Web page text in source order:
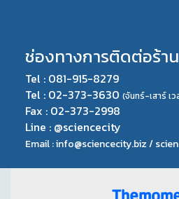
ช่องทางการติดต่อร้าน
Tel : 081-915-8279
Tel : 02-373-3630 (จันทร์-เสาร์ เ
Fax : 02-373-2998
Line : @sciencecity
Email : info@sciencecity.biz /